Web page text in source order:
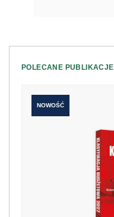
POLECANE PUBLIKACJE
NOWOŚĆ